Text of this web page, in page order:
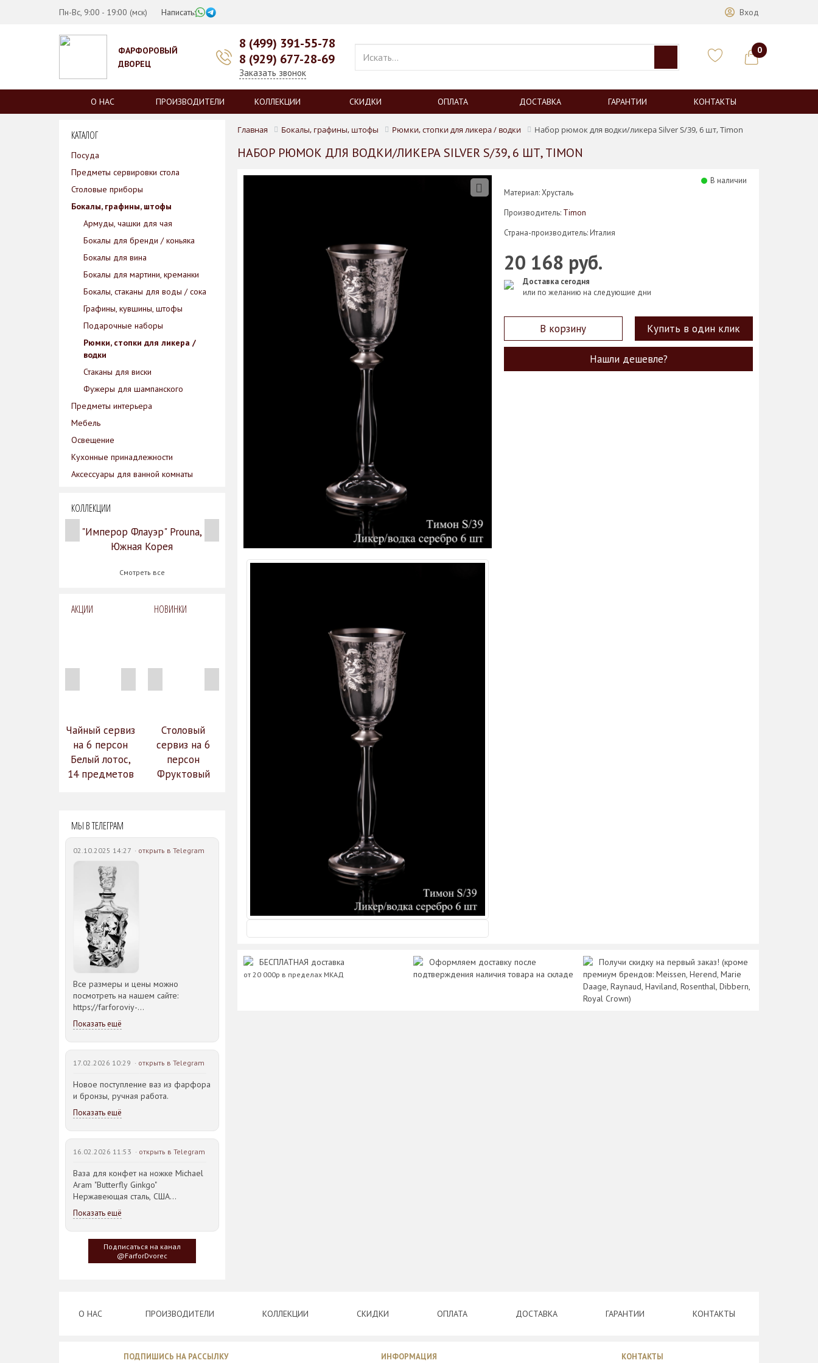
Пн-Вс, 9:00 - 19:00 (мск) Написать: Вход
ФАРФОРОВЫЙ
ДВОРЕЦ
8 (499) 391-55-78
8 (929) 677-28-69
Заказать звонок
0
О НАС ПРОИЗВОДИТЕЛИ КОЛЛЕКЦИИ СКИДКИ ОПЛАТА ДОСТАВКА ГАРАНТИИ КОНТАКТЫ
Главная Бокалы, графины, штофы Рюмки, стопки для ликера / водки Набор рюмок для водки/ликера Silver S/39, 6 шт, Timon
НАБОР РЮМОК ДЛЯ ВОДКИ/ЛИКЕРА SILVER S/39, 6 ШТ, TIMON
В наличии
Материал: Хрусталь
Производитель: Timon
Страна-производитель: Италия
20 168 руб.
Доставка сегодня
или по желанию на следующие дни
В корзину Купить в один клик
Нашли дешевле?
БЕСПЛАТНАЯ доставка
от 20 000р в пределах МКАД
Оформляем доставку после
подтверждения наличия товара на складе
Получи скидку на первый заказ! (кроме
премиум брендов: Meissen, Herend, Marie
Daage, Raynaud, Haviland, Rosenthal, Dibbern,
Royal Crown)
КАТАЛОГ
Посуда
Предметы сервировки стола
Столовые приборы
Бокалы, графины, штофы
Армуды, чашки для чая
Бокалы для бренди / коньяка
Бокалы для вина
Бокалы для мартини, креманки
Бокалы, стаканы для воды / сока
Графины, кувшины, штофы
Подарочные наборы
Рюмки, стопки для ликера /
водки
Стаканы для виски
Фужеры для шампанского
Предметы интерьера
Мебель
Освещение
Кухонные принадлежности
Аксессуары для ванной комнаты
КОЛЛЕКЦИИ
"Имперор Флауэр" Prouna,
Южная Корея
Смотреть все
АКЦИИ
Чайный сервиз
на 6 персон
Белый лотос,
14 предметов
742 руб.
НОВИНКИ
Столовый
сервиз на 6
персон
Фруктовый
МЫ В ТЕЛЕГРАМ
02.10.2025 14:27 · открыть в Telegram
Все размеры и цены можно
посмотреть на нашем сайте:
https://farforoviy-
dvorec.ru/catalog/brands/Bohemia_JIHLAVA/
Показать ещё
17.02.2026 10:29 · открыть в Telegram
Новое поступление ваз из фарфора
и бронзы, ручная работа.
Показать ещё
16.02.2026 11:53 · открыть в Telegram
Ваза для конфет на ножке Michael
Aram "Butterfly Ginkgo"
Нержавеющая сталь, США
23,5*21,5*14,5см
Идея такого дизайна предметов
сервировки стола пришла
создателю, когда он впервые
увидел дерево Гинкго Билоба, у
Показать ещё
Подписаться на канал
@FarforDvorec
О НАС ПРОИЗВОДИТЕЛИ КОЛЛЕКЦИИ СКИДКИ ОПЛАТА ДОСТАВКА ГАРАНТИИ КОНТАКТЫ
ПОДПИШИСЬ НА РАССЫЛКУ ИНФОРМАЦИЯ КОНТАКТЫ